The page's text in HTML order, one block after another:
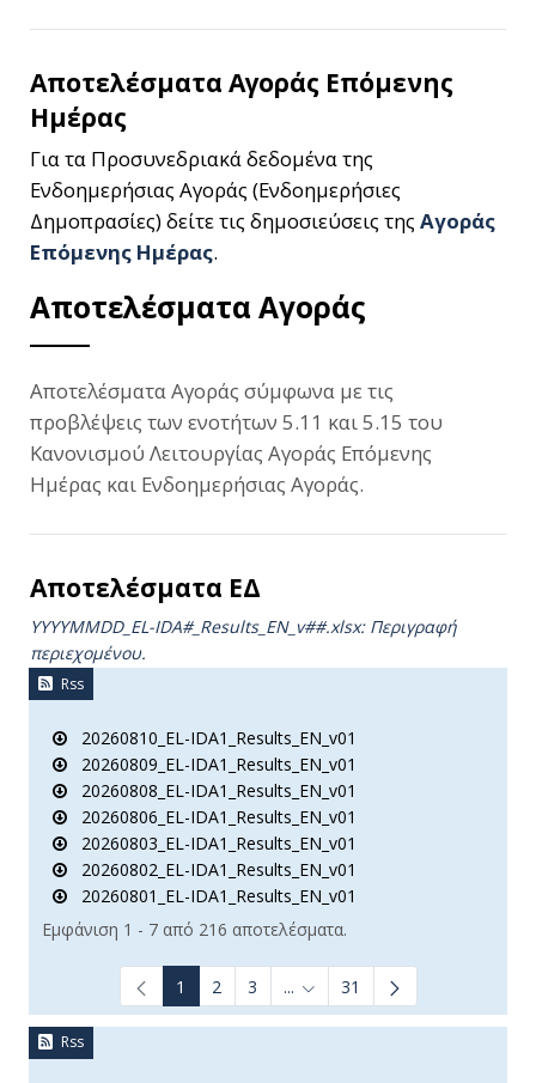
Αποτελέσματα Αγοράς Επόμενης
Ημέρας
Για τα Προσυνεδριακά δεδομένα της
Ενδοημερήσιας Αγοράς (Ενδοημερήσιες
Δημοπρασίες) δείτε τις δημοσιεύσεις της Αγοράς
Επόμενης Ημέρας.
Αποτελέσματα Αγοράς
Αποτελέσματα Αγοράς σύμφωνα με τις
προβλέψεις των ενοτήτων 5.11 και 5.15 του
Κανονισμού Λειτουργίας Αγοράς Επόμενης
Ημέρας και Ενδοημερήσιας Αγοράς.
Αποτελέσματα ΕΔ
YYYYMMDD_EL-IDA#_Results_ΕΝ_v##.xlsx: Περιγραφή
περιεχομένου.
Rss
20260810_EL-IDA1_Results_EN_v01
20260809_EL-IDA1_Results_EN_v01
20260808_EL-IDA1_Results_EN_v01
20260806_EL-IDA1_Results_EN_v01
20260803_EL-IDA1_Results_EN_v01
20260802_EL-IDA1_Results_EN_v01
20260801_EL-IDA1_Results_EN_v01
Εμφάνιση 1 - 7 από 216 αποτελέσματα.
1 2 3 ... Ενδιάμεσες σελίδες Use
31
Rss